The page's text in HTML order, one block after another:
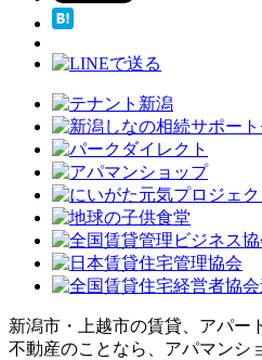
新潟市・上越市の賃貸、アパー
不動産のことなら、アパマンシ